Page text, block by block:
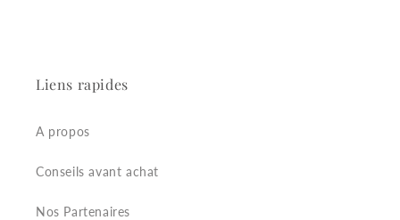
Liens rapides
A propos
Conseils avant achat
Nos Partenaires